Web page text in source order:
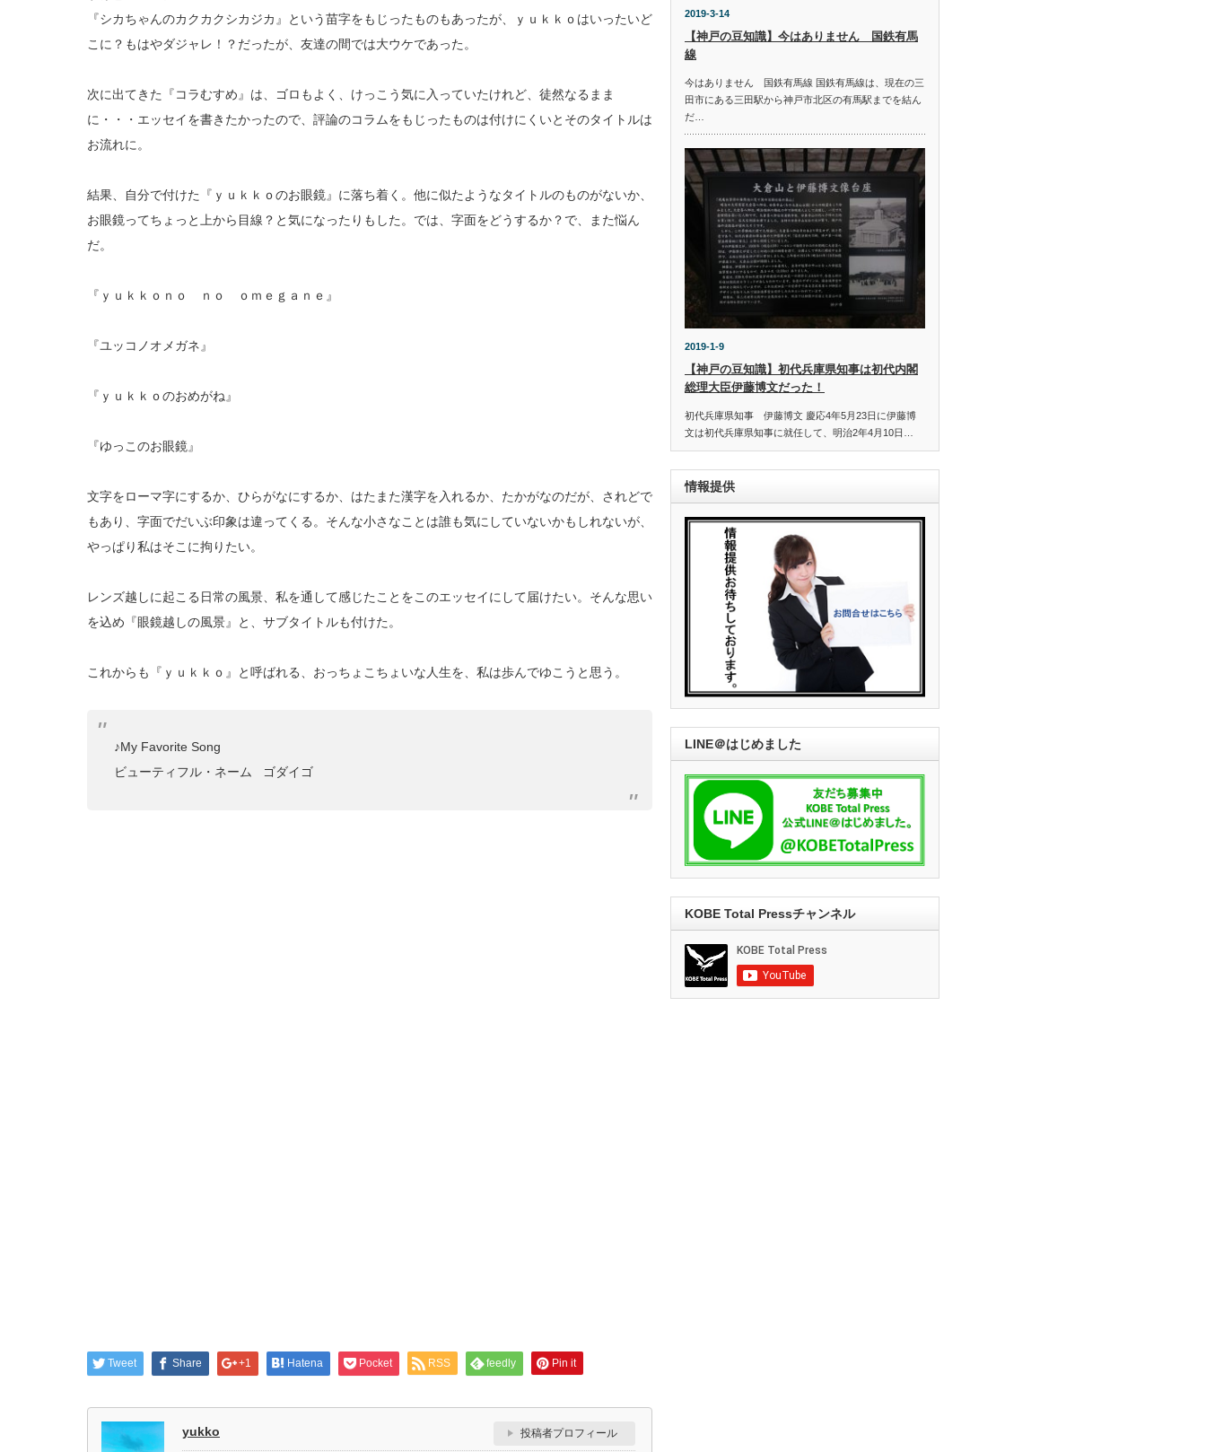
『シカちゃんのカクカクシカジカ』という苗字をもじったものもあったが、ｙｕｋｋｏはいったいど
こに？もはやダジャレ！？だったが、友達の間では大ウケであった。
次に出てきた『コラむすめ』は、ゴロもよく、けっこう気に入っていたけれど、徒然なるまま
に・・・エッセイを書きたかったので、評論のコラムをもじったものは付けにくいとそのタイトルは
お流れに。
結果、自分で付けた『ｙｕｋｋｏのお眼鏡』に落ち着く。他に似たようなタイトルのものがないか、
お眼鏡ってちょっと上から目線？と気になったりもした。では、字面をどうするか？で、また悩ん
だ。
『ｙｕｋｋｏｎｏ ｎｏ ｏｍｅｇａｎｅ』
『ユッコノオメガネ』
『ｙｕｋｋｏのおめがね』
『ゆっこのお眼鏡』
文字をローマ字にするか、ひらがなにするか、はたまた漢字を入れるか、たかがなのだが、されどで
もあり、字面でだいぶ印象は違ってくる。そんな小さなことは誰も気にしていないかもしれないが、
やっぱり私はそこに拘りたい。
レンズ越しに起こる日常の風景、私を通して感じたことをこのエッセイにして届けたい。そんな思い
を込め『眼鏡越しの風景』と、サブタイトルも付けた。
これからも『ｙｕｋｋｏ』と呼ばれる、おっちょこちょいな人生を、私は歩んでゆこうと思う。
♪My Favorite Song
ビューティフル・ネーム ゴダイゴ
Tweet Share +1 Hatena Pocket RSS feedly Pin it
yukko 投稿者プロフィール
2019-3-14
【神戸の豆知識】今はありません 国鉄有馬
線
今はありません 国鉄有馬線 国鉄有馬線は、現在の三
田市にある三田駅から神戸市北区の有馬駅までを結ん
だ…
2019-1-9
【神戸の豆知識】初代兵庫県知事は初代内閣
総理大臣伊藤博文だった！
初代兵庫県知事 伊藤博文 慶応4年5月23日に伊藤博
文は初代兵庫県知事に就任して、明治2年4月10日…
情報提供
LINE＠はじめました
KOBE Total Pressチャンネル